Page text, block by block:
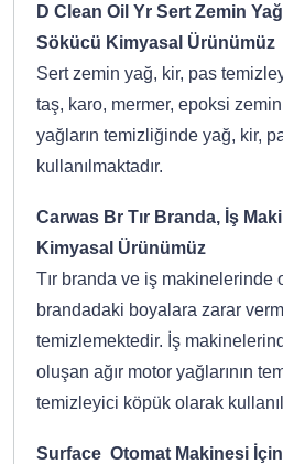
D Clean Oil Yr Sert Zemin
Sökücü Kimyasal Ürünümüz
Sert zemin yağ, kir, pas
taş, karo, mermer, epoksi
yağların temizliğinde yağ, kir,
kullanılmaktadır.
Carwas Br Tır Branda, İş
Kimyasal Ürünümüz
Tır branda ve iş makinelerinde
brandadaki boyalara zarar
temizlemektedir. İş
oluşan ağır motor yağlarının
temizleyici köpük olarak
Surface Otomat Makinesi